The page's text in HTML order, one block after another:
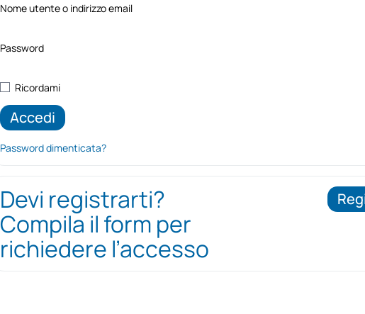
Nome utente o indirizzo email
Password
Ricordami
Password dimenticata?
Devi registrarti?
Compila il form per
richiedere l’accesso